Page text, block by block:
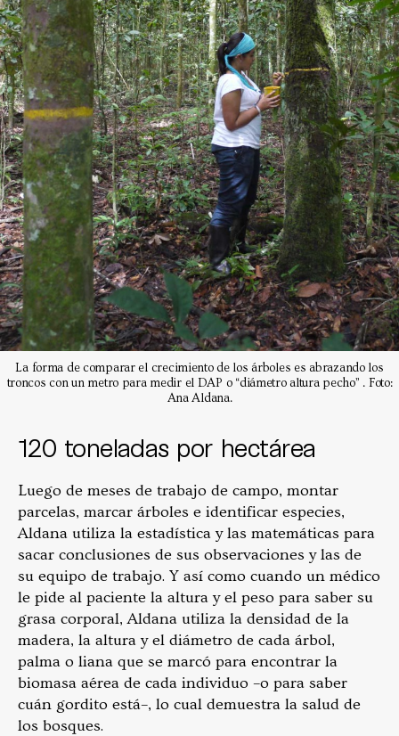
La forma de comparar el crecimiento de los árboles es abrazando los
troncos con un metro para medir el DAP o “diámetro altura pecho” . Foto:
Ana Aldana.
120 toneladas por hectárea
Luego de meses de trabajo de campo, montar
parcelas, marcar árboles e identificar especies,
Aldana utiliza la estadística y las matemáticas para
sacar conclusiones de sus observaciones y las de
su equipo de trabajo. Y así como cuando un médico
le pide al paciente la altura y el peso para saber su
grasa corporal, Aldana utiliza la densidad de la
madera, la altura y el diámetro de cada árbol,
palma o liana que se marcó para encontrar la
biomasa aérea de cada individuo –o para saber
cuán gordito está–, lo cual demuestra la salud de
los bosques.